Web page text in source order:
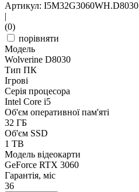
Артикул: I5M32G3060WH.D8030
|
(0)
порівняти
Модель
Wolverine D8030
Тип ПК
Ігрові
Серія процесора
Intel Core i5
Об'єм оперативної пам'яті
32 ГБ
Об'єм SSD
1 TB
Модель відеокарти
GeForce RTX 3060
Гарантія, міс
36